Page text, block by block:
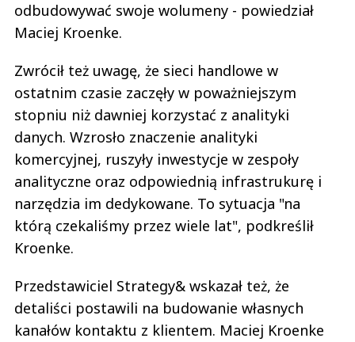
odbudowywać swoje wolumeny - powiedział
Maciej Kroenke.
Zwrócił też uwagę, że sieci handlowe w
ostatnim czasie zaczęły w poważniejszym
stopniu niż dawniej korzystać z analityki
danych. Wzrosło znaczenie analityki
komercyjnej, ruszyły inwestycje w zespoły
analityczne oraz odpowiednią infrastrukurę i
narzędzia im dedykowane. To sytuacja "na
którą czekaliśmy przez wiele lat", podkreślił
Kroenke.
Przedstawiciel Strategy& wskazał też, że
detaliści postawili na budowanie własnych
kanałów kontaktu z klientem. Maciej Kroenke